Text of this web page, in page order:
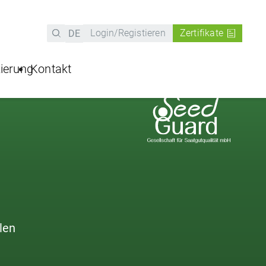
DE Login/Registieren(current)
Zertifikate
Kontakt
Hotline Getreidebeizstellen